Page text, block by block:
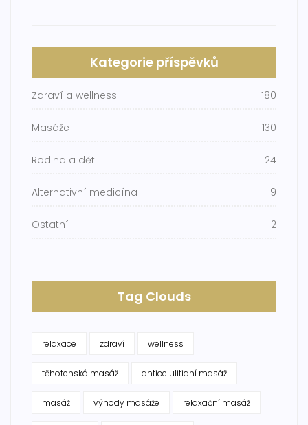
Kategorie příspěvků
Zdraví a wellness 180
Masáže 130
Rodina a děti 24
Alternativní medicína 9
Ostatní 2
Tag Clouds
relaxace zdraví wellness
těhotenská masáž anticelulitidní masáž
masáž výhody masáže relaxační masáž